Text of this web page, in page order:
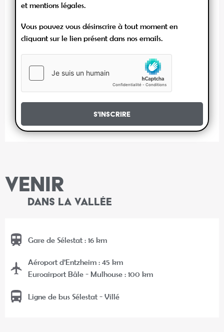
et mentions légales.
Vous pouvez vous désinscrire à tout moment en
cliquant sur le lien présent dans nos emails.
S'inscrire
VENIR
DANS LA VALLÉE
Gare de Sélestat : 16 km
Aéroport d’Entzheim : 45 km
Euroairport Bâle - Mulhouse : 100 km
Ligne de bus Sélestat - Villé